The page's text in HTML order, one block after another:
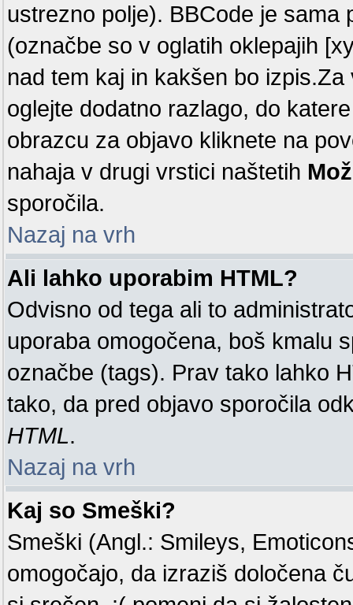
ustrezno polje). BBCode je sama
(označbe so v oglatih oklepajih
nad tem kaj in kakšen bo
oglejte dodatno razlago, do
obrazcu za objavo kliknete na
nahaja v drugi vrstici naštetih
sporočila.
Nazaj na vrh
Ali lahko uporabim HTML?
Odvisno od tega ali to
uporaba omogočena, boš kmalu
označbe (tags). Prav tako lahko
tako, da pred objavo sporočila
HTML.
Nazaj na vrh
Kaj so Smeški?
Smeški (Angl.: Smileys,
omogočajo, da izraziš določena